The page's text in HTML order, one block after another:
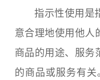
指示性使用是
意合理地使用他人
商品的用途、服务
的商品或服务有